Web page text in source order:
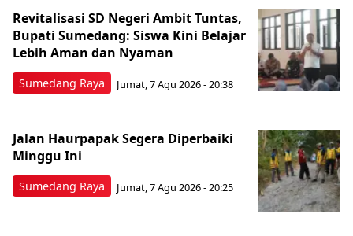
Sumedang Raya
Revitalisasi SD Negeri Ambit Tuntas,
Bupati Sumedang: Siswa Kini Belajar
Lebih Aman dan Nyaman
Jumat, 7 Agu 2026 - 20:38
Sumedang Raya
Jalan Haurpapak Segera Diperbaiki
Minggu Ini
Jumat, 7 Agu 2026 - 20:25